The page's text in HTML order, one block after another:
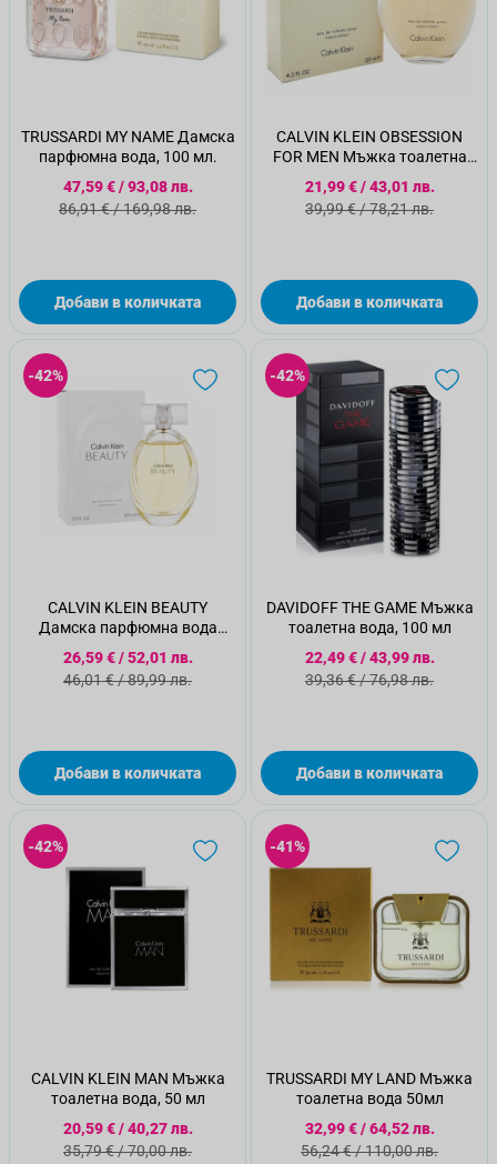
TRUSSARDI MY NAME Дамска
парфюмна вода, 100 мл.
Специална цена
47,59 €/93,08 лв.
Стандартна цена
86,91 €/169,98 лв.
Добави в количката
CALVIN KLEIN OBSESSION
FOR MEN Мъжка тоалетна
Специална цена
21,99 €/43,01 лв.
Стандартна цена
39,99 €/78,21 лв.
Добави в количката
-42%
CALVIN KLEIN BEAUTY
Дамска парфюмна вода
Специална цена
26,59 €/52,01 лв.
Стандартна цена
46,01 €/89,99 лв.
Добави в количката
-42%
DAVIDOFF THE GAME Мъжка
тоалетна вода, 100 мл
Специална цена
22,49 €/43,99 лв.
Стандартна цена
39,36 €/76,98 лв.
Добави в количката
-42%
CALVIN KLEIN MAN Мъжка
тоалетна вода, 50 мл
Специална цена
20,59 €/40,27 лв.
Стандартна цена
35,79 €/70,00 лв.
-41%
TRUSSARDI MY LAND Мъжка
тоалетна вода 50мл
Специална цена
32,99 €/64,52 лв.
Стандартна цена
56,24 €/110,00 лв.